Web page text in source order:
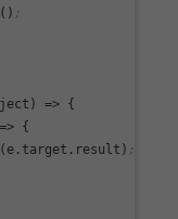
;
=> {
{
;